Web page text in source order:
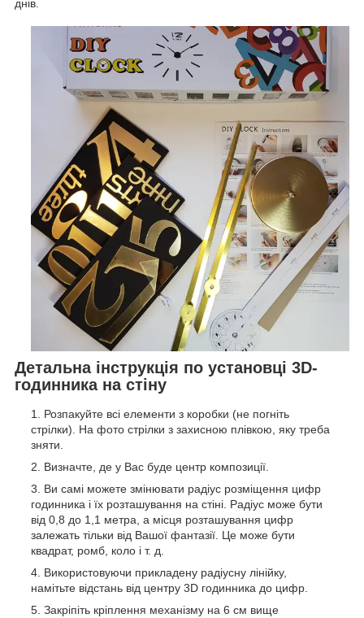
днів.
Детальна інструкція по установці 3D-
годинника на стіну
Розпакуйте всі елементи з коробки (не погніть
стрілки). На фото стрілки з захисною плівкою, яку треба
зняти.
Визначте, де у Вас буде центр композиції.
Ви самі можете змінювати радіус розміщення цифр
годинника і їх розташування на стіні. Радіус може бути
від 0,8 до 1,1 метра, а місця розташування цифр
залежать тільки від Вашої фантазії. Це може бути
квадрат, ромб, коло і т. д.
Використовуючи прикладену радіусну лінійку,
намітьте відстань від центру 3D годинника до цифр.
Закріпіть кріплення механізму на 6 см вище